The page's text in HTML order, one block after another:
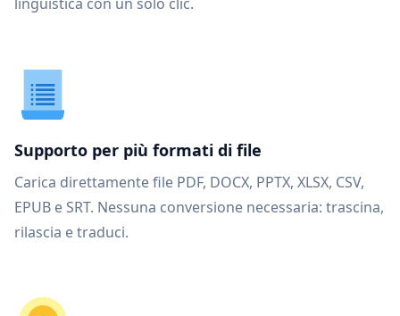
Supporto per più formati di file
Carica direttamente file PDF, DOCX, PPTX, XLSX, CSV,
EPUB e SRT. Nessuna conversione necessaria: trascina,
rilascia e traduci.